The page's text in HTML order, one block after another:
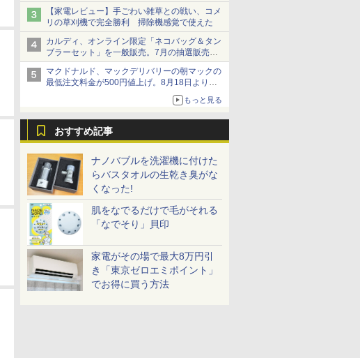
【家電レビュー】手ごわい雑草との戦い、コメ
リの草刈機で完全勝利 掃除機感覚で使えた
カルディ、オンライン限定「ネコバッグ＆タン
ブラーセット」を一般販売。7月の抽選販売の
当選無効分
マクドナルド、マックデリバリーの朝マックの
最低注文料金が500円値上げ。8月18日より
もっと見る
おすすめ記事
ナノバブルを洗濯機に付けた
らバスタオルの生乾き臭がな
くなった!
肌をなでるだけで毛がそれる
「なでそり」貝印
家電がその場で最大8万円引
き「東京ゼロエミポイント」
でお得に買う方法